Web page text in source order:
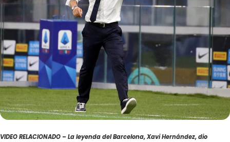
VIDEO RELACIONADO – La leyenda del Barcelona, Xavi Hernández, dio